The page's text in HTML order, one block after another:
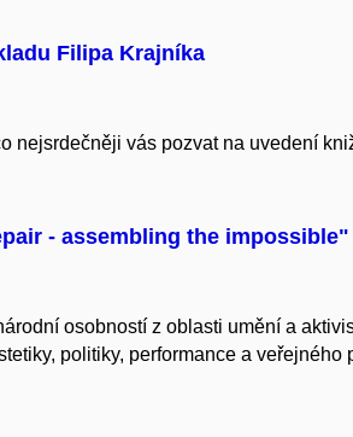
Filipa Krajníka
nejsrdečněji vás pozvat na uvedení
- assembling the impossible"
osobností z oblasti umění a
politiky, performance a veřejného